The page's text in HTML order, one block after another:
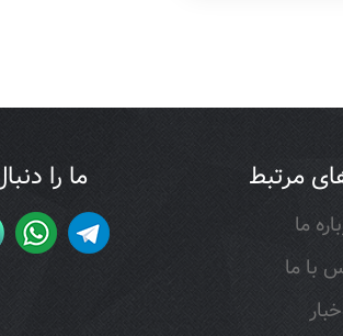
مرتبط
ما
با ما
ما را